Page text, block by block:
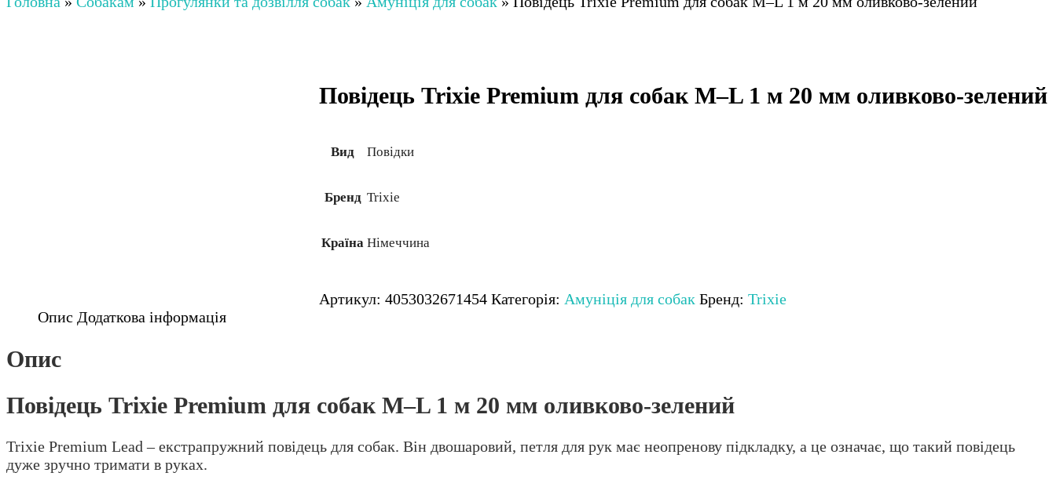
Повідець Trixie Premium для собак M–L 1 м 20 мм оливково-зелений
Вид Повідки
Бренд Trixie
Країна Німеччина
Артикул:4053032671454 Категорія: Амуніція для собак Бренд:Trixie
Опис Додаткова інформація
Опис
Повідець Trixie Premium для собак M–L 1 м 20 мм оливково-зелений
Trixie Premium Lead – екстрапружний повідець для собак. Він двошаровий, петля для рук має неопренову підкладку, а це означає, що такий повідець
дуже зручно тримати в руках.